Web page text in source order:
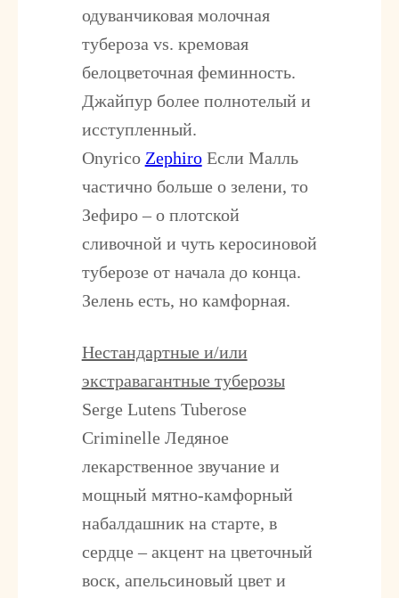
одуванчиковая молочная
тубероза vs. кремовая
белоцветочная феминность.
Джайпур более полнотелый и
исступленный.
Onyrico ZephiroЕсли Малль
частично больше о зелени, то
Зефиро – о плотской
сливочной и чуть керосиновой
туберозе от начала до конца.
Зелень есть, но камфорная.
Нестандартные и/или
экстравагантные туберозы
Serge Lutens Tuberose
Criminelle Ледяное
лекарственное звучание и
мощный мятно-камфорный
набалдашник на старте, в
сердце – акцент на цветочный
воск, апельсиновый цвет и